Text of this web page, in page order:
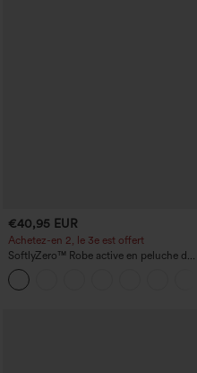
€40,95 EUR
Achetez-en 2, le 3e est offert
SoftlyZero™ Robe active en peluche dos
nu — Édition Hyper Facile